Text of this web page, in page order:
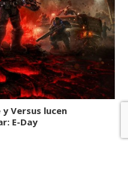
Versus lucen
E-Day